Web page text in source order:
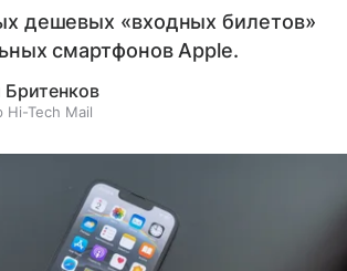
дешевых «входных билетов»
смартфонов Apple.
Бритенков
Hi-Tech Mail